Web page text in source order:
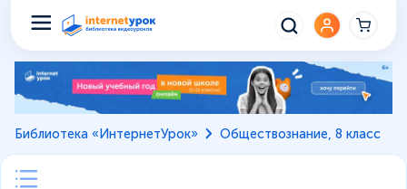
Библиотека «ИнтернетУрок» Обществознание, 8 класс